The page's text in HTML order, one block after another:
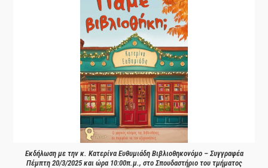
Εκδήλωση με την κ. Κατερίνα Ευθυμιάδη Βιβλιοθηκονόμο – Συγγραφέα
Πέμπτη 20/3/2025 και ώρα 10:00π.μ., στο Σπουδαστήριο του τμήματος